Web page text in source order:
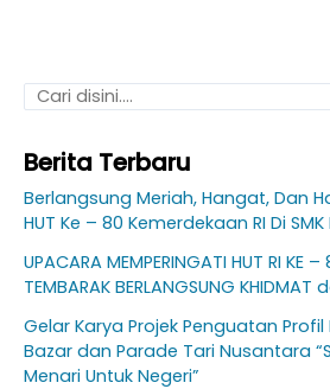
Berita Terbaru
Berlangsung Meriah, Hangat, Dan
HUT Ke – 80 Kemerdekaan RI Di
UPACARA MEMPERINGATI HUT RI KE –
TEMBARAK BERLANGSUNG KHIDMAT
Gelar Karya Projek Penguatan
Bazar dan Parade Tari Nusantara
Menari Untuk Negeri”